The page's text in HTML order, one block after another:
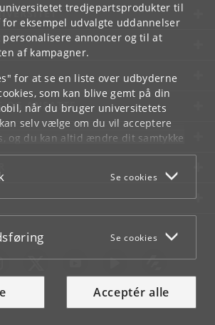
tredjepartsprodukter til
eksempel udvalgte uddannelser
annoncer og til at
af kampagner.
for at se en liste over udbyderne
som kan blive gemt på din
når du bruger universitetets
selv vælge om du vil acceptere
og du kan altid ændre dit samtykke
privatlivspolitiksom du finder i
afslå Se cookies
afslå Se cookies
Acceptér alle
OG ANSATTE